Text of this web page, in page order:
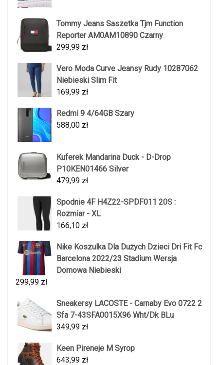
Tommy Jeans Saszetka Tjm Function
Reporter AM0AM10890 Czarny
299,99 zł
Vero Moda Curve Jeansy Rudy 10287062
Niebieski Slim Fit
169,99 zł
Redmi 9 4/64GB Szary
588,00 zł
Kuferek Mandarina Duck - D-Drop
P10KEN01466 Silver
479,99 zł
Spodnie 4F H4Z22-SPDF011 20S :
Rozmiar - XL
166,10 zł
Nike Koszulka Dla Dużych Dzieci Dri Fit Fc
Barcelona 2022/23 Stadium Wersja
Domowa Niebieski
299,99 zł
Sneakersy LACOSTE - Carnaby Evo 0722 2
Sfa 7-43SFA0015X96 Wht/Dk BLu
349,99 zł
Keen Pireneje M Syrop
643,99 zł